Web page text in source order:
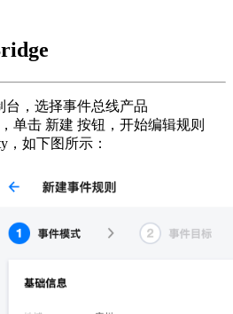
台，选择事件总线产品
单击 新建 按钮，开始编辑规则
，如下图所示：